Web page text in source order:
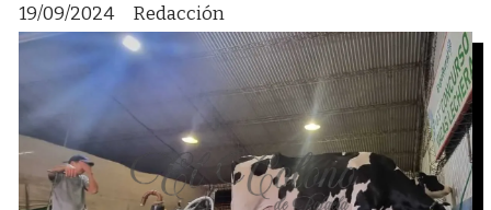
Redacción
19/09/2024